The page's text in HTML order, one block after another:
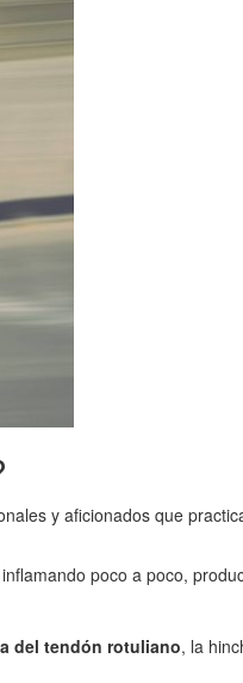
y aficionados que
poco a poco,
del tendón rotuliano, la